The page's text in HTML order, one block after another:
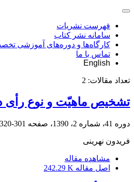
فهرست نشریات
سامانه نشر کتاب
کارگاه‌ها و دوره‌های آموزشی
تماس با ما
English
تعداد مقالات: 2
تشخیص ماهیّت و نوع رأی
دوره 41، شماره 2، 1390، صفحه 301-320
فریدون نهرینی
مشاهده مقاله
اصل مقاله 242.29 K